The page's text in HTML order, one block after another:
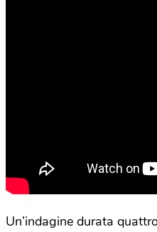
Un’indagine durata